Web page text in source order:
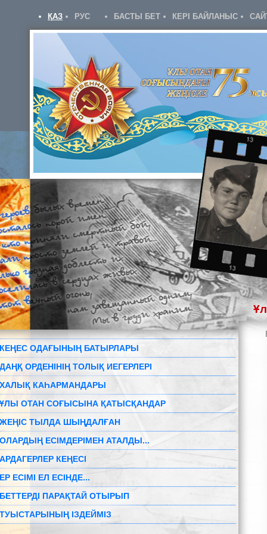
ҚАЗ РУС БАСТЫ БЕТ КЕРІ БАЙЛАНЫС
КЕҢЕС ОДАҒЫНЫҢ БАТЫРЛАРЫ
ДАҢҚ ОРДЕНІНІҢ ТОЛЫҚ ИЕГЕРЛЕРІ
ХАЛЫҚ КАҺАРМАНДАРЫ
ҰЛЫ ОТАН СОҒЫСЫНА ҚАТЫСҚАНДАР
ЖЕҢІС ТЫЛДА ШЫҢДАЛҒАН
ОЛАРДЫҢ ЕСІМДЕРІМЕН АТАЛДЫ...
АРДАГЕРЛЕР КЕҢЕСІ
ЕР ЕСІМІ ЕЛ ЕСІНДЕ...
БЕТТЕРДІ ПАРАҚТАЙ ОТЫРЫП
ТУЫСТАРЫНЫҢ ІЗДЕЙМІЗ